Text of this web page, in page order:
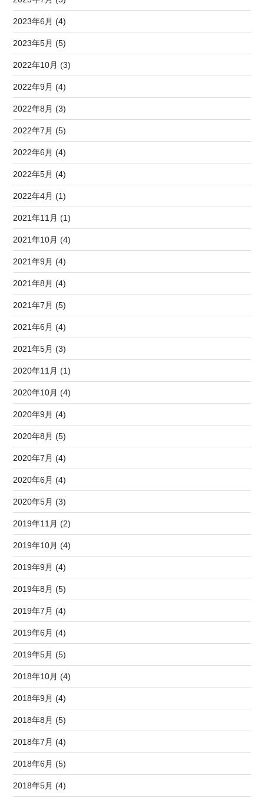
2023年6月 (4)
2023年5月 (5)
2022年10月 (3)
2022年9月 (4)
2022年8月 (3)
2022年7月 (5)
2022年6月 (4)
2022年5月 (4)
2022年4月 (1)
2021年11月 (1)
2021年10月 (4)
2021年9月 (4)
2021年8月 (4)
2021年7月 (5)
2021年6月 (4)
2021年5月 (3)
2020年11月 (1)
2020年10月 (4)
2020年9月 (4)
2020年8月 (5)
2020年7月 (4)
2020年6月 (4)
2020年5月 (3)
2019年11月 (2)
2019年10月 (4)
2019年9月 (4)
2019年8月 (5)
2019年7月 (4)
2019年6月 (4)
2019年5月 (5)
2018年10月 (4)
2018年9月 (4)
2018年8月 (5)
2018年7月 (4)
2018年6月 (5)
2018年5月 (4)